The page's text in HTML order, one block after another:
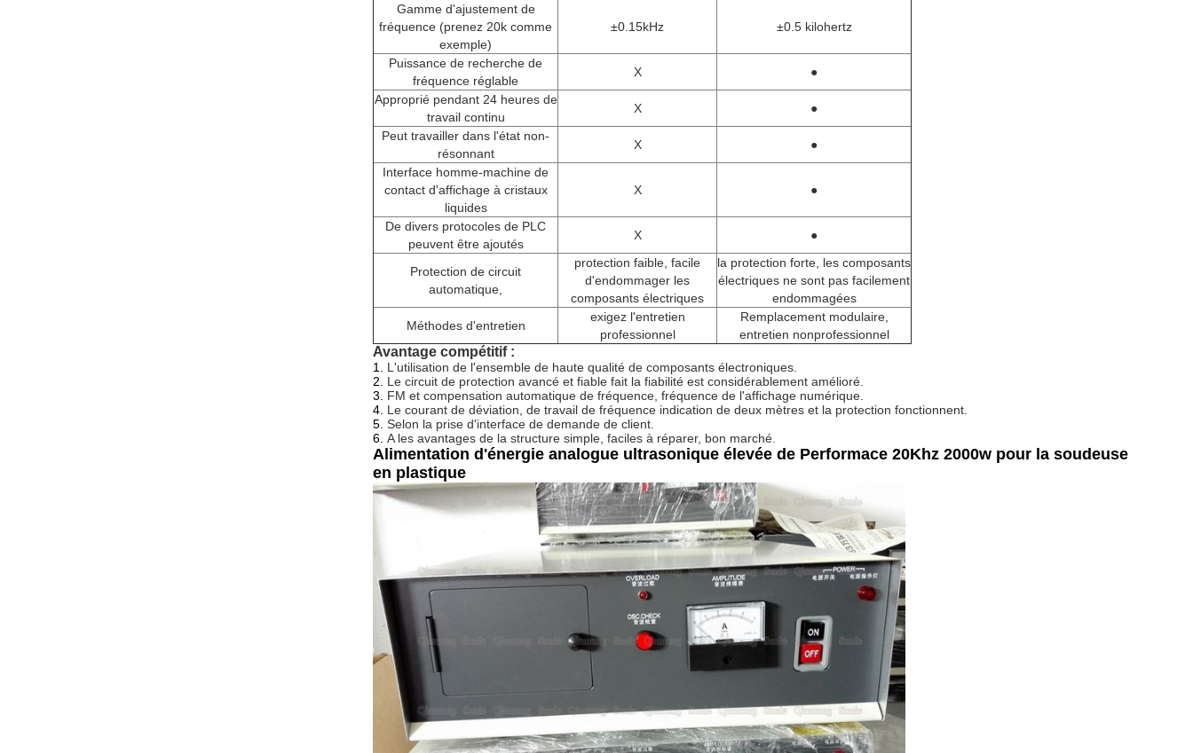
Gamme d'ajustement de
fréquence (prenez 20k comme
exemple)
±0.15kHz ±0.5 kilohertz
Puissance de recherche de
fréquence réglable
X
●
Approprié pendant 24 heures de
travail continu
X
●
Peut travailler dans l'état non-
résonnant
X
●
Interface homme-machine de
contact d'affichage à cristaux
liquides
X ●
De divers protocoles de PLC
peuvent être ajoutés
X ●
Protection de circuit
automatique,
protection faible, facile
d'endommager les
composants électriques
la protection forte, les composants
électriques ne sont pas facilement
endommagées
Méthodes d'entretien
exigez l'entretien
professionnel
Remplacement modulaire,
entretien nonprofessionnel
Avantage compétitif :
1. L'utilisation de l'ensemble de haute qualité de composants électroniques.
2. Le circuit de protection avancé et fiable fait la fiabilité est considérablement amélioré.
3. FM et compensation automatique de fréquence, fréquence de l'affichage numérique.
4. Le courant de déviation, de travail de fréquence indication de deux mètres et la protection fonctionnent.
5. Selon la prise d'interface de demande de client.
6. A les avantages de la structure simple, faciles à réparer, bon marché.
Alimentation d'énergie analogue ultrasonique élevée de Performace 20Khz 2000w pour la soudeuse
en plastique